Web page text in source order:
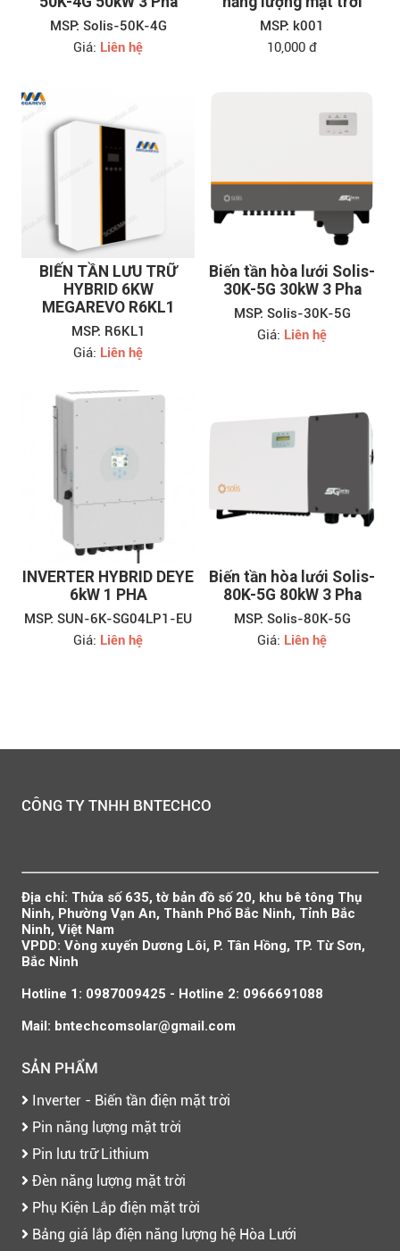
MSP: Solis-50K-4G
Giá: Liên hệ
MSP: k001
10,000 đ
BIẾN TẦN LƯU TRỮ
HYBRID 6KW
MEGAREVO R6KL1
MSP: R6KL1
Giá: Liên hệ
Biến tần hòa lưới Solis-
30K-5G 30kW 3 Pha
MSP: Solis-30K-5G
Giá: Liên hệ
INVERTER HYBRID DEYE
6kW 1 PHA
MSP: SUN-6K-SG04LP1-EU
Giá: Liên hệ
Biến tần hòa lưới Solis-
80K-5G 80kW 3 Pha
MSP: Solis-80K-5G
Giá: Liên hệ
CÔNG TY TNHH BNTECHCO
Địa chỉ: Thửa số 635, tờ bản đồ số 20, khu bê tông Thụ
Ninh, Phường Vạn An, Thành Phố Bắc Ninh, Tỉnh Bắc
Ninh, Việt Nam
VPDD: Vòng xuyến Dương Lôi, P. Tân Hồng, TP. Từ Sơn,
Bắc Ninh
Hotline 1: 0987009425 - Hotline 2: 0966691088
Mail: bntechcomsolar@gmail.com
SẢN PHẨM
Inverter - Biến tần điện mặt trời
Pin năng lượng mặt trời
Pin lưu trữ Lithium
Đèn năng lượng mặt trời
Phụ Kiện Lắp điện mặt trời
Bảng giá lắp điện năng lượng hệ Hòa Lưới